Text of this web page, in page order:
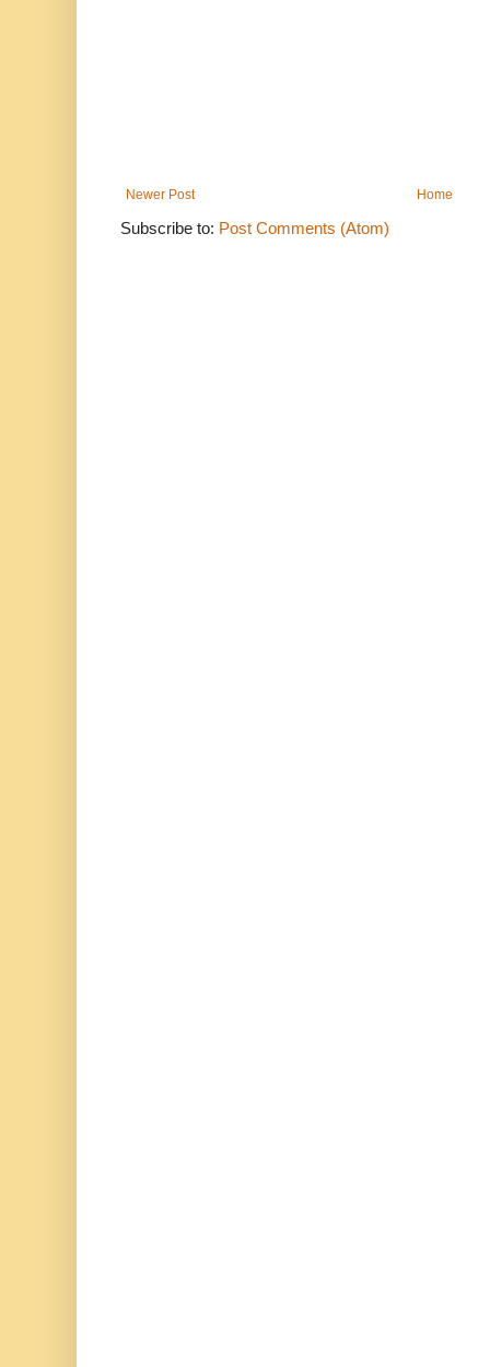
Newer Post Home
Subscribe to: Post Comments (Atom)